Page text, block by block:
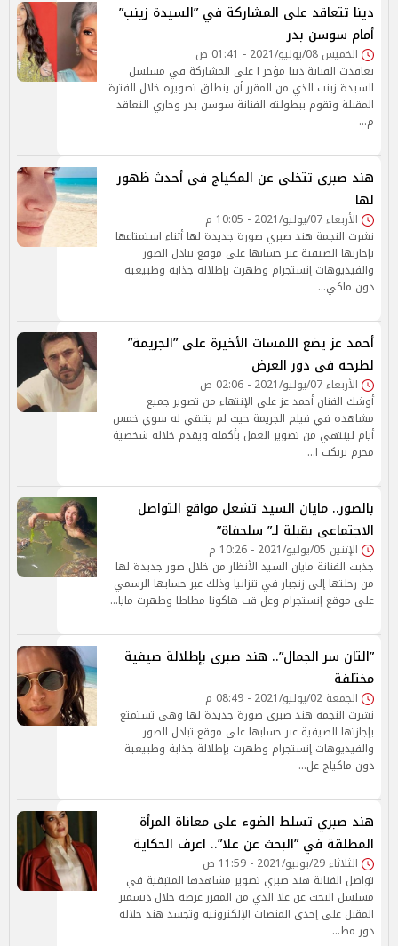
دينا تتعاقد على المشاركة في ”السيدة زينب”
أمام سوسن بدر
الخميس 08/يوليو/2021 - 01:41 ص
تعاقدت الفنانة دينا مؤخر ا على المشاركة في مسلسل
السيدة زينب الذي من المقرر أن ينطلق تصويره خلال الفترة
المقبلة وتقوم ببطولته الفنانة سوسن بدر وجاري التعاقد
م…
هند صبرى تتخلى عن المكياج فى أحدث ظهور
لها
الأربعاء 07/يوليو/2021 - 10:05 م
نشرت النجمة هند صبري صورة جديدة لها أثناء استمتاعها
بإجازتها الصيفية عبر حسابها على موقع تبادل الصور
والفيديوهات إنستجرام وظهرت بإطلالة جذابة وطبيعية
دون ماكي…
أحمد عز يضع اللمسات الأخيرة على ”الجريمة”
لطرحه فى دور العرض
الأربعاء 07/يوليو/2021 - 02:06 ص
أوشك الفنان أحمد عز على الإنتهاء من تصوير جميع
مشاهده في فيلم الجريمة حيث لم يتبقي له سوي خمس
أيام لينتهي من تصوير العمل بأكمله ويقدم خلاله شخصية
مجرم يرتكب ا…
بالصور.. مايان السيد تشعل مواقع التواصل
الاجتماعى بقبلة لـ” سلحفاة”
الإثنين 05/يوليو/2021 - 10:26 م
جذبت الفنانة مايان السيد الأنظار من خلال صور جديدة لها
من رحلتها إلى زنجبار في تنزانيا وذلك عبر حسابها الرسمي
على موقع إنستجرام وعل قت هاكونا مطاطا وظهرت مايا…
”التان سر الجمال”.. هند صبرى بإطلالة صيفية
مختلفة
الجمعة 02/يوليو/2021 - 08:49 م
نشرت النجمة هند صبرى صورة جديدة لها وهى تستمتع
بإجازتها الصيفية عبر حسابها على موقع تبادل الصور
والفيديوهات إنستجرام وظهرت بإطلالة جذابة وطبيعية
دون ماكياج عل…
هند صبري تسلط الضوء على معاناة المرأة
المطلقة في ”البحث عن علا”.. اعرف الحكاية
الثلاثاء 29/يونيو/2021 - 11:59 ص
تواصل الفنانة هند صبري تصوير مشاهدها المتبقية في
مسلسل البحث عن علا الذي من المقرر عرضه خلال ديسمبر
المقبل على إحدى المنصات الإلكترونية وتجسد هند خلاله
دور مط…